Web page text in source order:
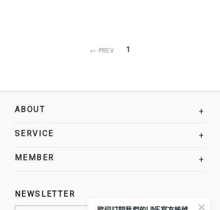
PREV 1
ABOUT +
SERVICE +
MEMBER +
NEWSLETTER